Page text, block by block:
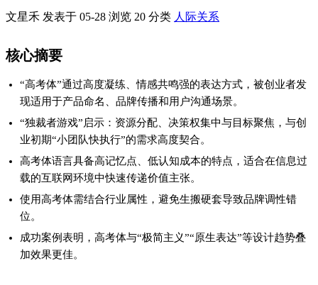
文星禾 发表于 05-28 浏览 20 分类 人际关系
核心摘要
“高考体”通过高度凝练、情感共鸣强的表达方式，被创业者发
现适用于产品命名、品牌传播和用户沟通场景。
“独裁者游戏”启示：资源分配、决策权集中与目标聚焦，与创
业初期“小团队快执行”的需求高度契合。
高考体语言具备高记忆点、低认知成本的特点，适合在信息过
载的互联网环境中快速传递价值主张。
使用高考体需结合行业属性，避免生搬硬套导致品牌调性错
位。
成功案例表明，高考体与“极简主义”“原生表达”等设计趋势叠
加效果更佳。